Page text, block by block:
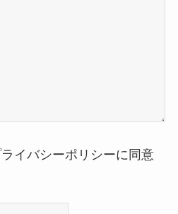
イバシーポリシーに同意